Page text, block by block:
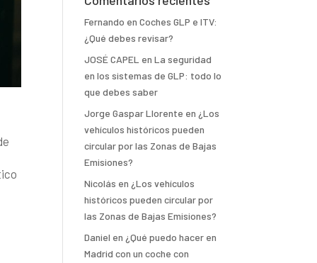
Fernando enCoches GLP e ITV:
¿Qué debes revisar?
JOSÉ CAPEL enLa seguridad
en los sistemas de GLP: todo lo
que debes saber
Jorge Gaspar Llorente en ¿Los
vehículos históricos pueden
circular por las Zonas de Bajas
Emisiones?
Nicolás en ¿Los vehículos
históricos pueden circular por
las Zonas de Bajas Emisiones?
Daniel en ¿Qué puedo hacer en
Madrid con un coche con